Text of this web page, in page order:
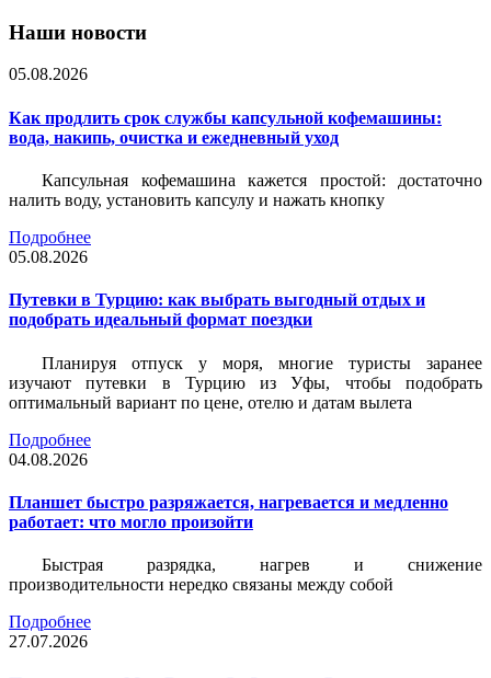
Наши новости
05.08.2026
Как продлить срок службы капсульной кофемашины:
вода, накипь, очистка и ежедневный уход
Капсульная кофемашина кажется простой: достаточно
налить воду, установить капсулу и нажать кнопку
Подробнее
05.08.2026
Путевки в Турцию: как выбрать выгодный отдых и
подобрать идеальный формат поездки
Планируя отпуск у моря, многие туристы заранее
изучают путевки в Турцию из Уфы, чтобы подобрать
оптимальный вариант по цене, отелю и датам вылета
Подробнее
04.08.2026
Планшет быстро разряжается, нагревается и медленно
работает: что могло произойти
Быстрая разрядка, нагрев и снижение
производительности нередко связаны между собой
Подробнее
27.07.2026